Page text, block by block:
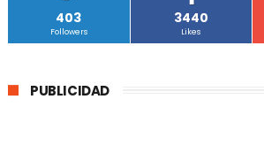
403
Followers
3440
Likes
PUBLICIDAD